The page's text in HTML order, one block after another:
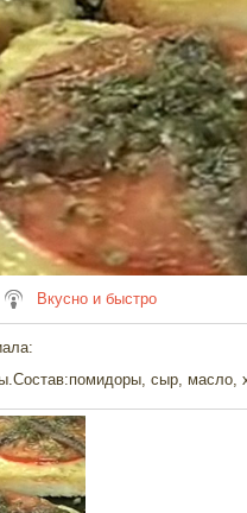
Вкусно и быстро
:
сыр, масло,